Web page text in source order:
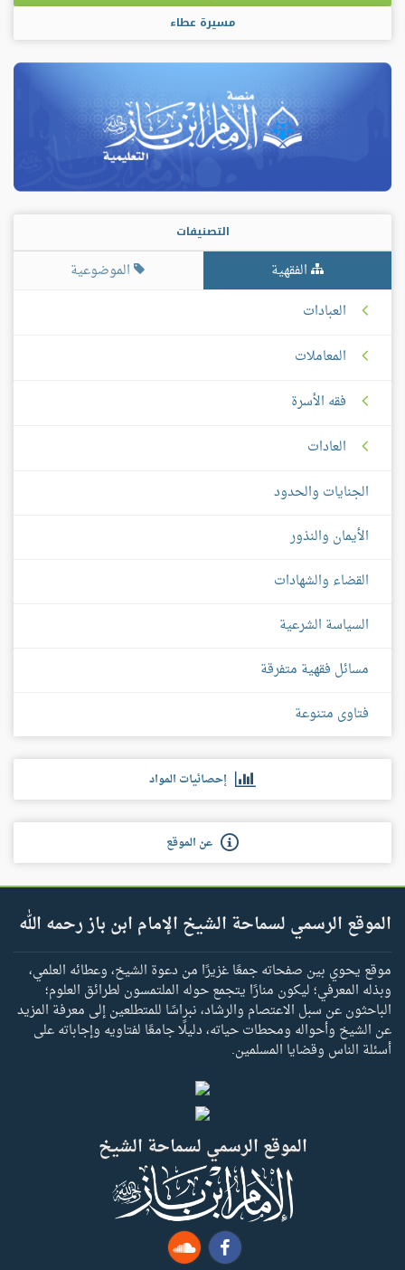
مسيرة عطاء
التصنيفات
الفقهية
الموضوعية
العبادات
المعاملات
فقه الأسرة
العادات
الجنايات والحدود
الأيمان والنذور
القضاء والشهادات
السياسة الشرعية
مسائل فقهية متفرقة
فتاوى متنوعة
إحصائيات المواد
عن الموقع
الموقع الرسمي لسماحة الشيخ الإمام ابن باز رحمه الله
موقع يحوي بين صفحاته جمعًا غزيرًا من دعوة الشيخ، وعطائه العلمي،
وبذله المعرفي؛ ليكون منارًا يتجمع حوله الملتمسون لطرائق العلوم؛
الباحثون عن سبل الاعتصام والرشاد، نبراسًا للمتطلعين إلى معرفة المزيد
عن الشيخ وأحواله ومحطات حياته، دليلًا جامعًا لفتاويه وإجاباته على
أسئلة الناس وقضايا المسلمين.
الموقع الرسمي لسماحة الشيخ